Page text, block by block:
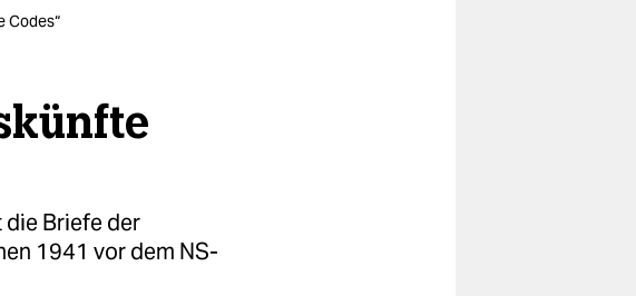
Codes“
die Briefe der
1941 vor dem NS-